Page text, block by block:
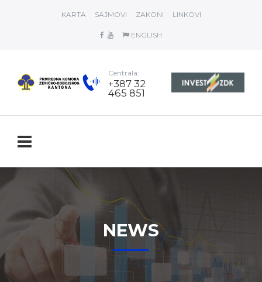
KARTA SAJMOVI ZAKONI LINKOVI
ENGLISH
Centrala:
+387 32
465 851
NEWS